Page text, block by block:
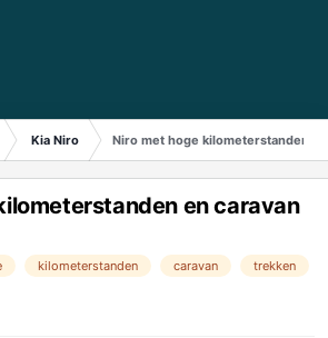
Kia Niro Niro met hoge kilometerstanden
en caravan
kilometerstanden caravan trekken